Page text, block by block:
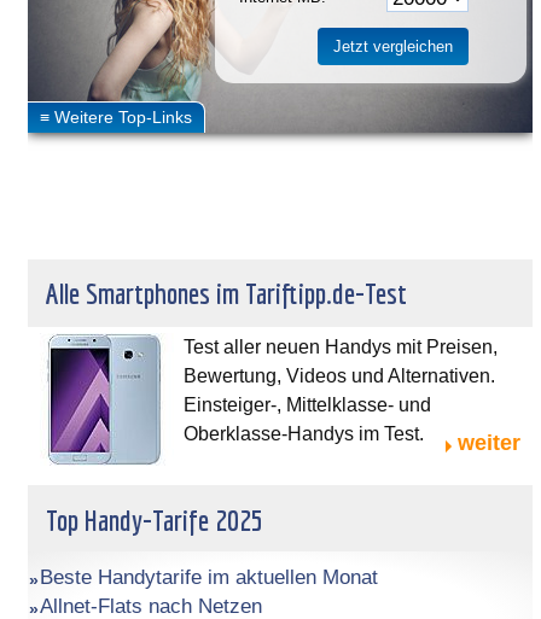
Alle Smartphones im Tariftipp.de-Test
Test aller neuen Handys mit Preisen,
Bewertung, Videos und Alternativen.
Einsteiger-, Mittelklasse- und
Oberklasse-Handys im Test.
weiter
Top Handy-Tarife 2025
Beste Handytarife im aktuellen Monat
Allnet-Flats nach Netzen